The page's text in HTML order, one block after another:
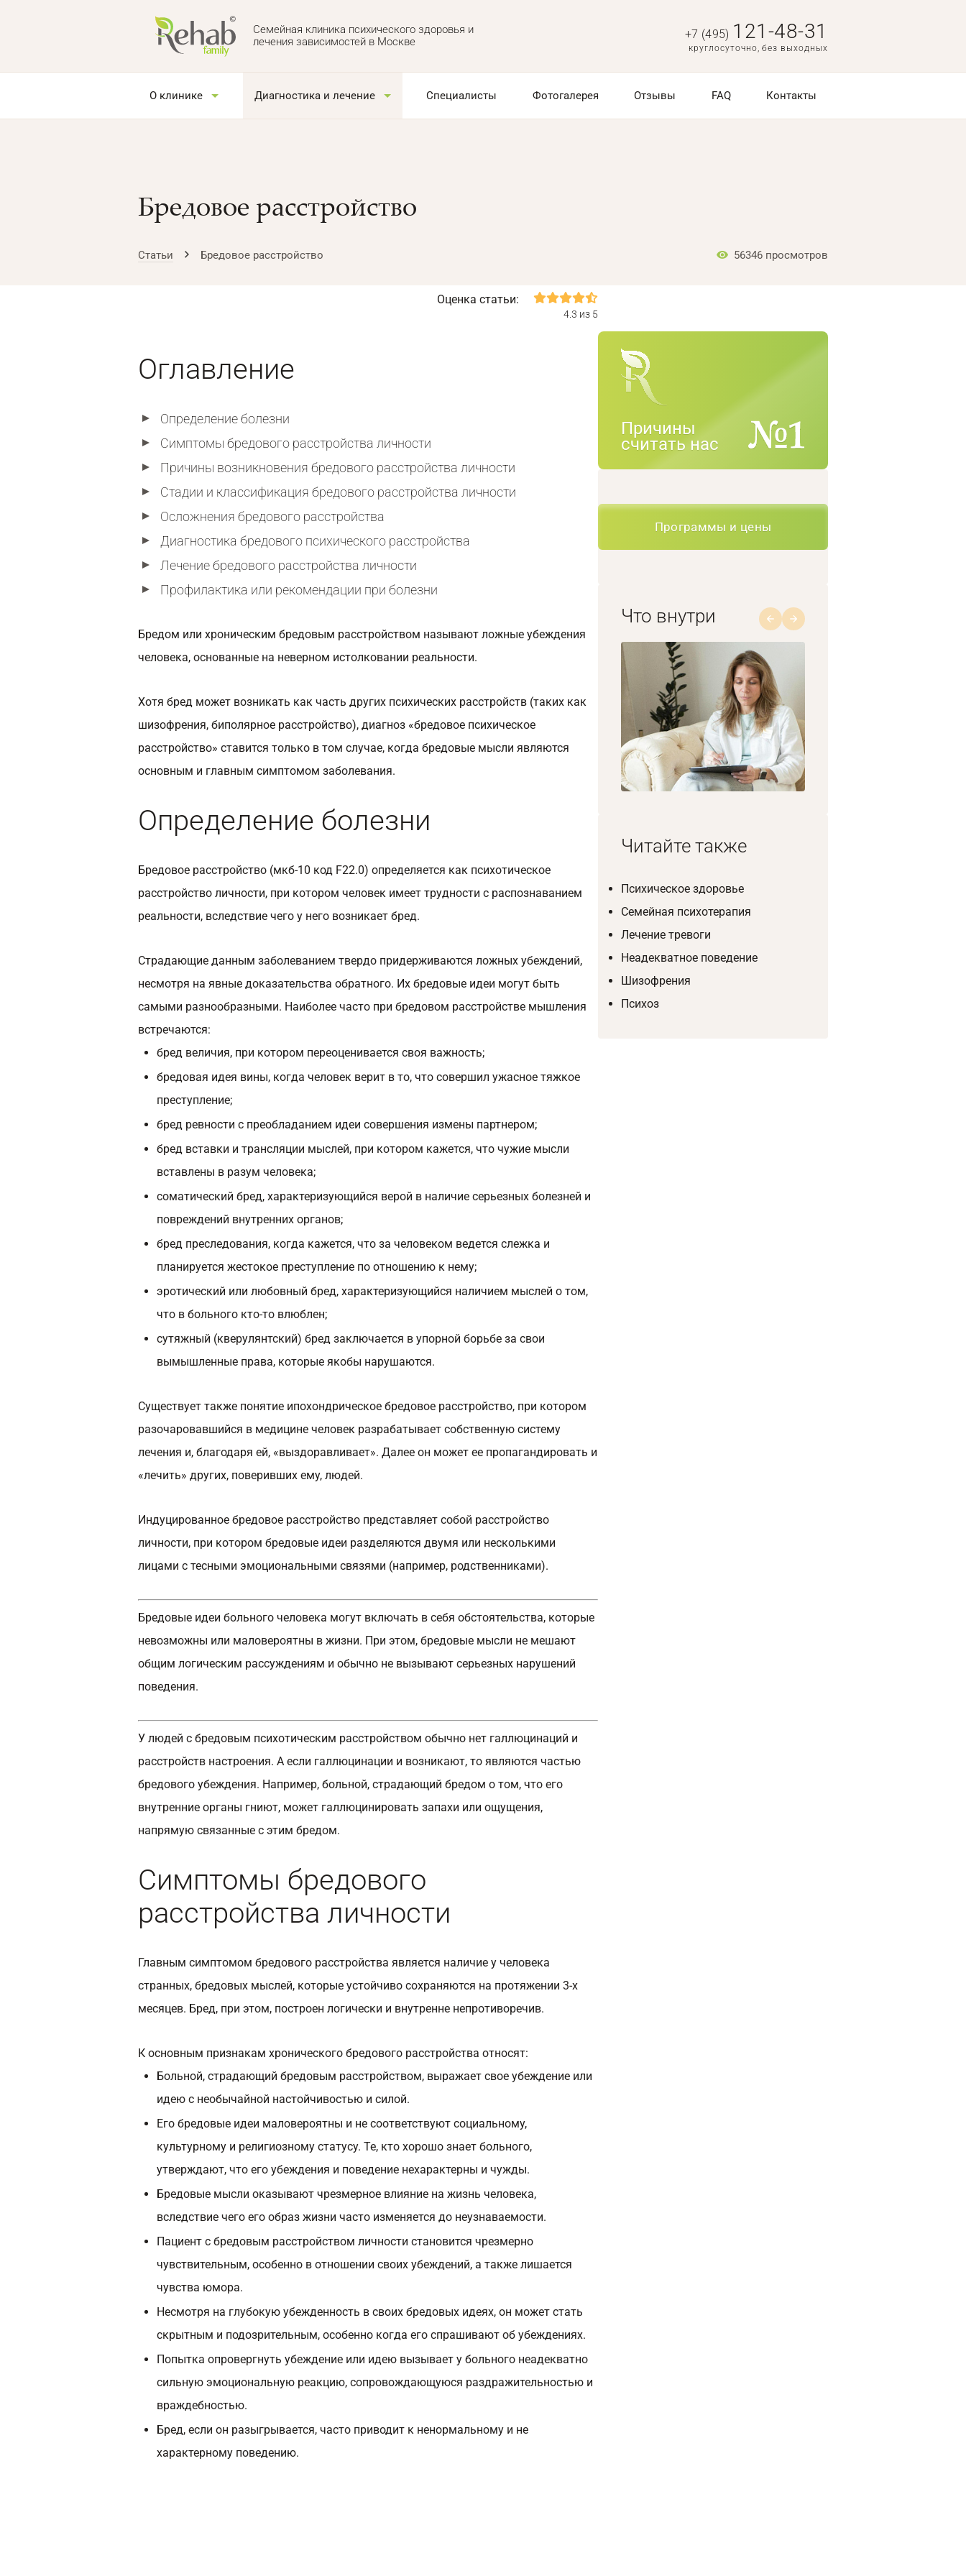
Семейная клиника психического здоровья и
лечения зависимостей в Москве
+7 (495) 121-48-31
круглосуточно, без выходных
О клинике Диагностика и лечение Специалисты Фотогалерея Отзывы FAQ Контакты
Бредовое расстройство
Статьи Бредовое расстройство 56346 просмотров
Оценка статьи:
4.3 из 5
Оглавление
Определение болезни
Симптомы бредового расстройства личности
Причины возникновения бредового расстройства личности
Стадии и классификация бредового расстройства личности
Осложнения бредового расстройства
Диагностика бредового психического расстройства
Лечение бредового расстройства личности
Профилактика или рекомендации при болезни
Бредом или хроническим бредовым расстройством называют ложные убеждения
человека, основанные на неверном истолковании реальности.
Хотя бред может возникать как часть других психических расстройств (таких как
шизофрения, биполярное расстройство), диагноз «бредовое психическое
расстройство» ставится только в том случае, когда бредовые мысли являются
основным и главным симптомом заболевания.
Определение болезни
Бредовое расстройство (мкб-10 код F22.0) определяется как психотическое
расстройство личности, при котором человек имеет трудности с распознаванием
реальности, вследствие чего у него возникает бред.
Страдающие данным заболеванием твердо придерживаются ложных убеждений,
несмотря на явные доказательства обратного. Их бредовые идеи могут быть
самыми разнообразными. Наиболее часто при бредовом расстройстве мышления
встречаются:
бред величия, при котором переоценивается своя важность;
бредовая идея вины, когда человек верит в то, что совершил ужасное тяжкое
преступление;
бред ревности с преобладанием идеи совершения измены партнером;
бред вставки и трансляции мыслей, при котором кажется, что чужие мысли
вставлены в разум человека;
соматический бред, характеризующийся верой в наличие серьезных болезней и
повреждений внутренних органов;
бред преследования, когда кажется, что за человеком ведется слежка и
планируется жестокое преступление по отношению к нему;
эротический или любовный бред, характеризующийся наличием мыслей о том,
что в больного кто-то влюблен;
сутяжный (кверулянтский) бред заключается в упорной борьбе за свои
вымышленные права, которые якобы нарушаются.
Существует также понятие ипохондрическое бредовое расстройство, при котором
разочаровавшийся в медицине человек разрабатывает собственную систему
лечения и, благодаря ей, «выздоравливает». Далее он может ее пропагандировать и
«лечить» других, поверивших ему, людей.
Индуцированное бредовое расстройство представляет собой расстройство
личности, при котором бредовые идеи разделяются двумя или несколькими
лицами с тесными эмоциональными связями (например, родственниками).
Бредовые идеи больного человека могут включать в себя обстоятельства, которые
невозможны или маловероятны в жизни. При этом, бредовые мысли не мешают
общим логическим рассуждениям и обычно не вызывают серьезных нарушений
поведения.
У людей с бредовым психотическим расстройством обычно нет галлюцинаций и
расстройств настроения. А если галлюцинации и возникают, то являются частью
бредового убеждения. Например, больной, страдающий бредом о том, что его
внутренние органы гниют, может галлюцинировать запахи или ощущения,
напрямую связанные с этим бредом.
Симптомы бредового
расстройства личности
Главным симптомом бредового расстройства является наличие у человека
странных, бредовых мыслей, которые устойчиво сохраняются на протяжении 3-х
месяцев. Бред, при этом, построен логически и внутренне непротиворечив.
К основным признакам хронического бредового расстройства относят:
Больной, страдающий бредовым расстройством, выражает свое убеждение или
идею с необычайной настойчивостью и силой.
Его бредовые идеи маловероятны и не соответствуют социальному,
культурному и религиозному статусу. Те, кто хорошо знает больного,
утверждают, что его убеждения и поведение нехарактерны и чужды.
Бредовые мысли оказывают чрезмерное влияние на жизнь человека,
вследствие чего его образ жизни часто изменяется до неузнаваемости.
Пациент с бредовым расстройством личности становится чрезмерно
чувствительным, особенно в отношении своих убеждений, а также лишается
чувства юмора.
Несмотря на глубокую убежденность в своих бредовых идеях, он может стать
скрытным и подозрительным, особенно когда его спрашивают об убеждениях.
Попытка опровергнуть убеждение или идею вызывает у больного неадекватно
сильную эмоциональную реакцию, сопровождающуюся раздражительностью и
враждебностью.
Бред, если он разыгрывается, часто приводит к ненормальному и не
характерному поведению.
Причины
считать нас
Программы и цены
Что внутри
1/8
Читайте также
Психическое здоровье
Семейная психотерапия
Лечение тревоги
Неадекватное поведение
Шизофрения
Психоз